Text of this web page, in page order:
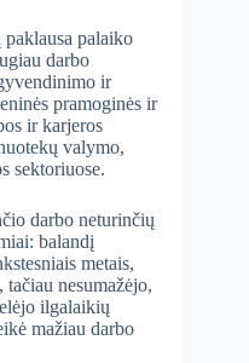
paklausa palaiko
darbo
ir
pramoginės ir
ir karjeros
valymo,
sektoriuose.
darbo neturinčių
balandį
metais,
tačiau nesumažėjo,
ilgalaikių
mažiau darbo